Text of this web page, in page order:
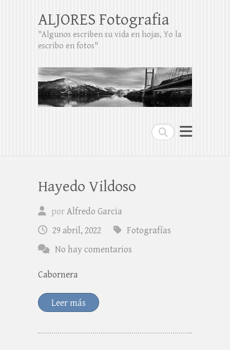
Buscar
ALJORES Fotografia
"Algunos escriben su vida en hojas, Yo la
escribo en fotos"
Hayedo Vildoso
porAlfredo Garcia
29 abril, 2022
Fotografías
No hay comentarios
Cabornera
Leer más